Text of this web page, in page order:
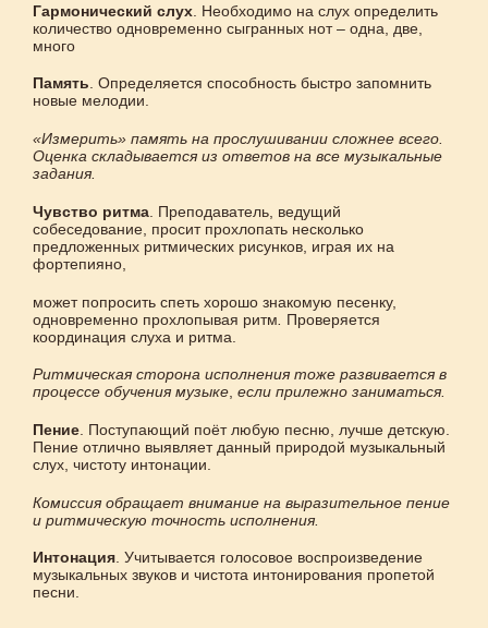
Гармонический слух . Необходимо на слух определить
количество одновременно сыгранных нот – одна, две,
много
Память. Определяется способность быстро запомнить
новые мелодии.
«Измерить» память на прослушивании сложнее всего.
Оценка складывается из ответов на все музыкальные
задания.
Чувство ритма . Преподаватель, ведущий
собеседование, просит прохлопать несколько
предложенных ритмических рисунков, играя их на
фортепияно,
может попросить спеть хорошо знакомую песенку,
одновременно прохлопывая ритм
Проверяется
координация слуха и ритма.
Ритмическая сторона исполнения тоже развивается в
процессе обучения музыке, если прилежно заниматься.
Пение . Поступающий поёт любую песню, лучше детскую.
Пение отлично выявляет данный природой музыкальный
слух, чистоту интонации.
Комиссия обращает внимание на выразительное пение
и ритмическую точность исполнения.
Интонация. Учитывается голосовое воспроизведение
музыкальных звуков и чистота интонирования пропетой
песни.